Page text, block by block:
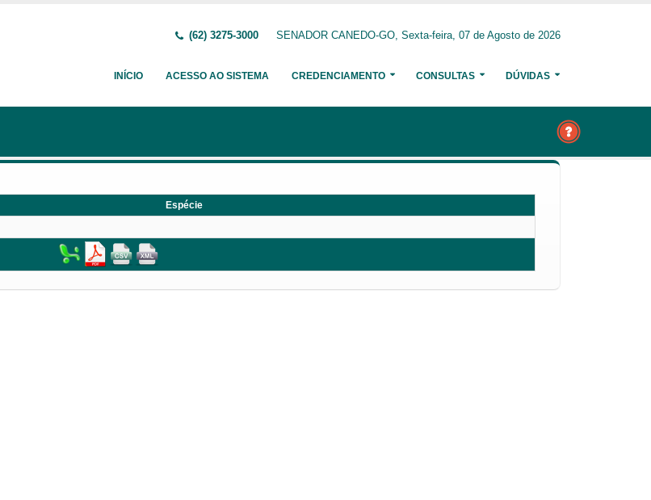
(62) 3275-3000 SENADOR CANEDO-GO, Sexta-feira, 07 de Agosto de 2026
INÍCIO ACESSO AO SISTEMA CREDENCIAMENTO CONSULTAS DÚVIDAS
Espécie